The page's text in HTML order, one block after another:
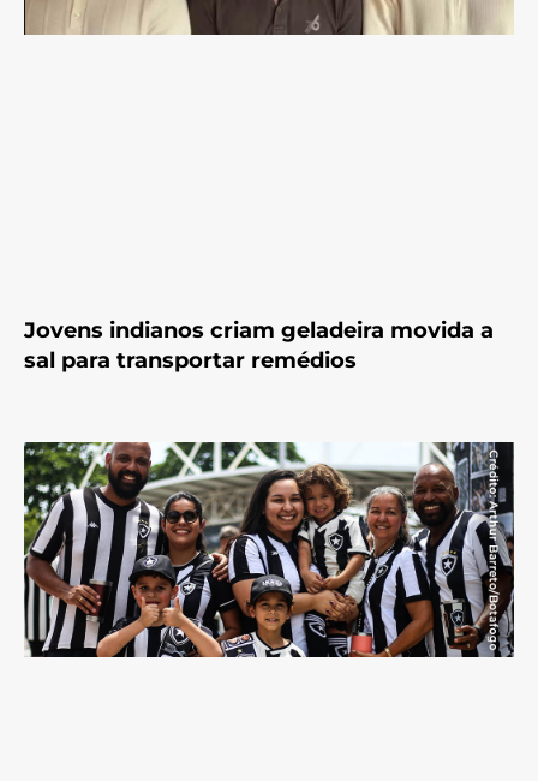
Jovens indianos criam geladeira movida a
sal para transportar remédios